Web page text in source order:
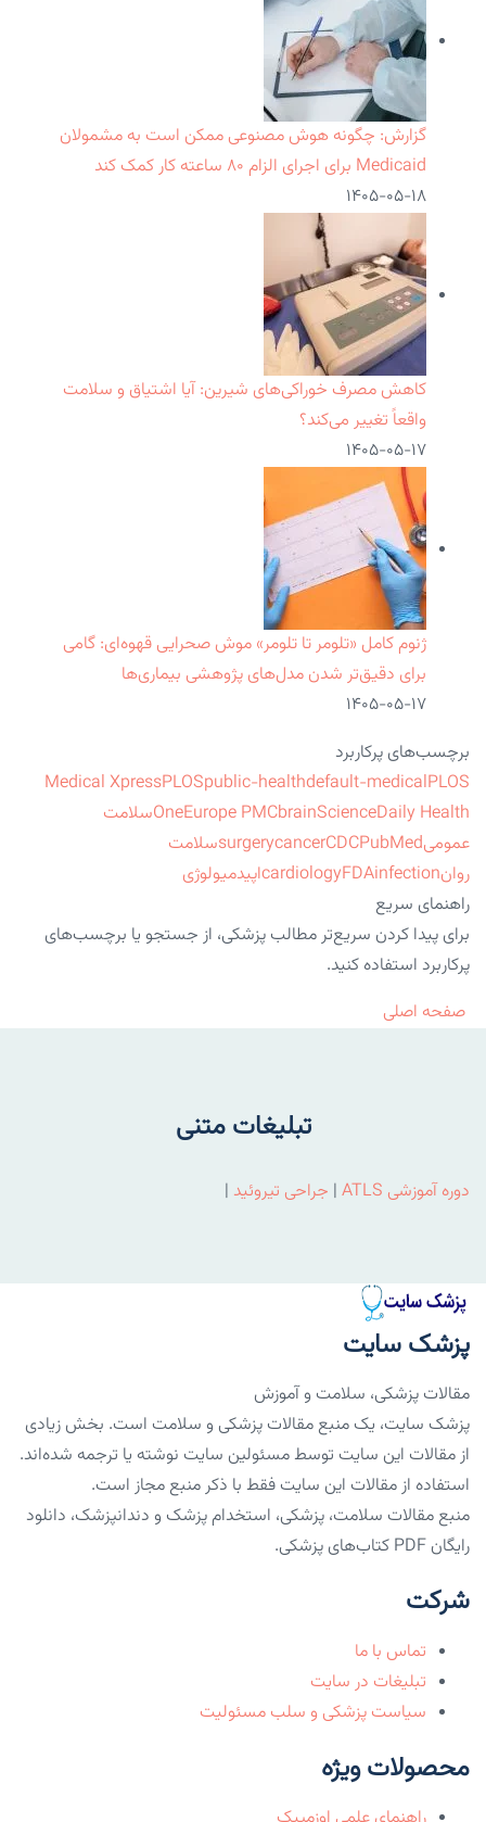
گزارش: چگونه هوش مصنوعی ممکن است به مشمولان
Medicaid برای اجرای الزام ۸۰ ساعته کار کمک کند
۱۴۰۵-۰۵-۱۸
کاهش مصرف خوراکی‌های شیرین: آیا اشتیاق و سلامت
واقعاً تغییر می‌کند؟
۱۴۰۵-۰۵-۱۷
ژنوم کامل «تلومر تا تلومر» موش صحرایی قهوه‌ای: گامی
برای دقیق‌تر شدن مدل‌های پژوهشی بیماری‌ها
۱۴۰۵-۰۵-۱۷
برچسب‌های پرکاربرد
Medical XpressPLOSpublic-healthdefault-medicalPLOS
OneEurope PMCbrainScienceDaily Health
سلامت
عمومی
surgerycancerCDCPubMed
سلامت
روان
cardiologyFDAinfection
اپیدمیولوژی
راهنمای سریع
برای پیدا کردن سریع‌تر مطالب پزشکی، از جستجو یا برچسب‌های
پرکاربرد استفاده کنید.
صفحه اصلی
تبلیغات متنی
دوره آموزشی ATLS | جراحی تیروئید |
پزشک سایت
مقالات پزشکی، سلامت و آموزش
پزشک سایت، یک منبع مقالات پزشکی و سلامت است. بخش زیادی
از مقالات این سایت توسط مسئولین سایت نوشته یا ترجمه شده‌اند.
استفاده از مقالات این سایت فقط با ذکر منبع مجاز است.
منبع مقالات سلامت، پزشکی، استخدام پزشک و دندانپزشک، دانلود
رایگان PDF کتاب‌های پزشکی.
شرکت
تماس با ما
تبلیغات در سایت
سیاست پزشکی و سلب مسئولیت
محصولات ویژه